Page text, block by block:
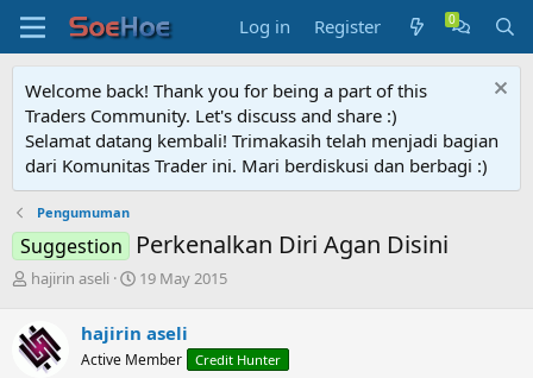
Log in Register
Welcome back! Thank you for being a part of this
Traders Community. Let's discuss and share :)
Selamat datang kembali! Trimakasih telah menjadi bagian
dari Komunitas Trader ini. Mari berdiskusi dan berbagi :)
Pengumuman
Suggestion Perkenalkan Diri Agan Disini
T
r
e
a
hajirin aseli
S
r
t
19 May 2015
hajirin aseli
Active Member Credit Hunter